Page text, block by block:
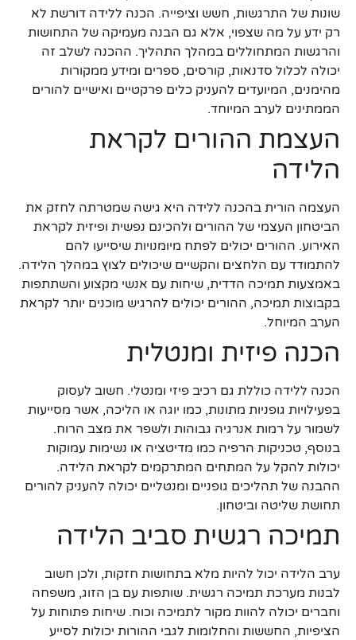
שונות של התרגשות, חשש וציפייה. הכנה ללידה דורשת לא
רק ידע על מה שצפוי, אלא גם הבנה מעמיקה של התחושות
והרגשות המתחוללים במהלך התהליך. ההכנה לשלב זה
יכולה לכלול סדנאות, קורסים, ספרים ומידע ממקורות
מהימנים, המיועדים להעניק כלים פרקטיים ואישיים להורים
הממתינים לערב המיוחד.
העצמת ההורים לקראת
הלידה
העצמה הורית בהכנה ללידה היא גישה שמטרתה לחזק את
הביטחון העצמי של ההורים ולהכינם נפשית ופיזית לקראת
האירוע. ההורים יכולים לפתח מיומנויות שיסייעו להם
להתמודד עם הלחצים והקשיים שיכולים לצוץ במהלך הלידה.
באמצעות תמיכה הדדית, שיחות עם אנשי מקצוע והשתתפות
בקבוצות תמיכה, ההורים יכולים להרגיש מוכנים יותר לקראת
הערב המיוחל.
הכנה פיזית ומנטלית
הכנה ללידה כוללת גם רכיב פיזי ומנטלי. חשוב לעסוק
בפעילויות גופניות מתונות, כמו יוגה או הליכה, אשר מסייעות
לשמור על רמות אנרגיה גבוהות ולשפר את מצב הרוח.
בנוסף, טכניקות הרפיה כמו מדיטציה או נשימות עמוקות
יכולות להקל על המתחים המתרקמים לקראת הלידה.
ההבנה של תהליכים גופניים ומנטליים יכולה להעניק להורים
תחושת שליטה וביטחון.
תמיכה רגשית סביב הלידה
ערב הלידה יכול להיות מלא בתחושות חזקות, ולכן חשוב
לבנות מערכת תמיכה רגשית. שותפות עם בן הזוג, משפחה
וחברים יכולה להוות מקור לתמיכה וכוח. שיחות פתוחות על
הציפיות, החששות והחלומות לגבי ההורות יכולות לסייע